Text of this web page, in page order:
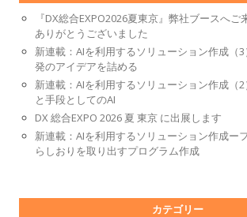
『DX総合EXPO2026夏東京』弊社ブースへ
ありがとうございました
新連載：AIを利用するソリューション作成（
発のアイデアを詰める
新連載：AIを利用するソリューション作成（
と手段としてのAI
DX 総合EXPO 2026 夏 東京 に出展します
新連載：AIを利用するソリューション作成ー
らしおりを取り出すプログラム作成
カテゴリー